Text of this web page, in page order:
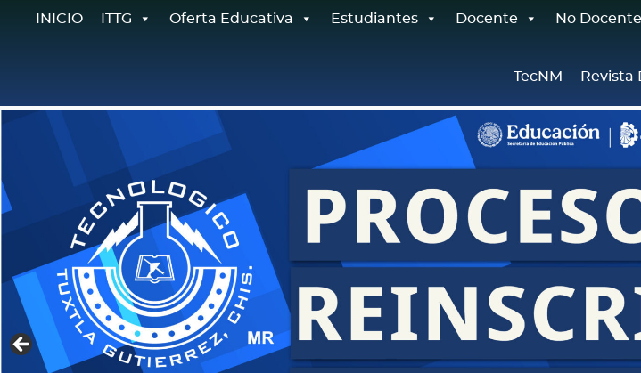
INICIO ITTG Oferta Educativa Estudiantes Docente No Docente
TecNM Revista